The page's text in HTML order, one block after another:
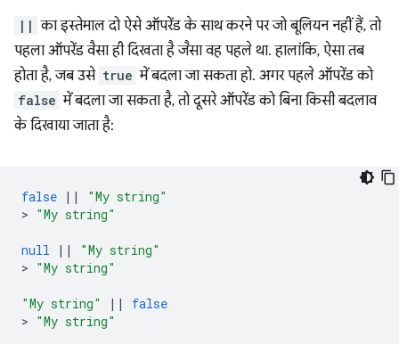
|| का इस्तेमाल दो ऐसे ऑपरेंड के साथ करने पर जो बूलियन नहीं हैं, तो
पहला ऑपरेंड वैसा ही दिखता है जैसा वह पहले था. हालांकि, ऐसा तब
होता है, जब उसे true में बदला जा सकता हो. अगर पहले ऑपरेंड को
false में बदला जा सकता है, तो दूसरे ऑपरेंड को बिना किसी बदलाव
के दिखाया जाता है:
false ||
"My string"
> "My string"
null ||
"My string"
> "My string"
"My string" ||
false
> "My string"